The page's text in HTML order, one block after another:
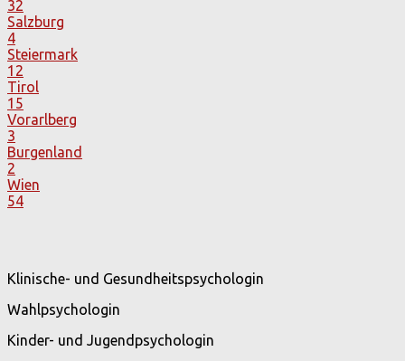
32
Salzburg
4
Steiermark
12
Tirol
15
Vorarlberg
3
Burgenland
2
Wien
54
Klinische- und Gesundheitspsychologin
Wahlpsychologin
Kinder- und Jugendpsychologin